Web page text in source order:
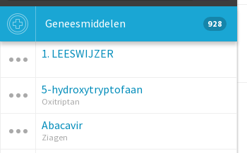
Geneesmiddelen 928
1. LEESWIJZER
5-hydroxytryptofaan
Oxitriptan
Abacavir
Ziagen